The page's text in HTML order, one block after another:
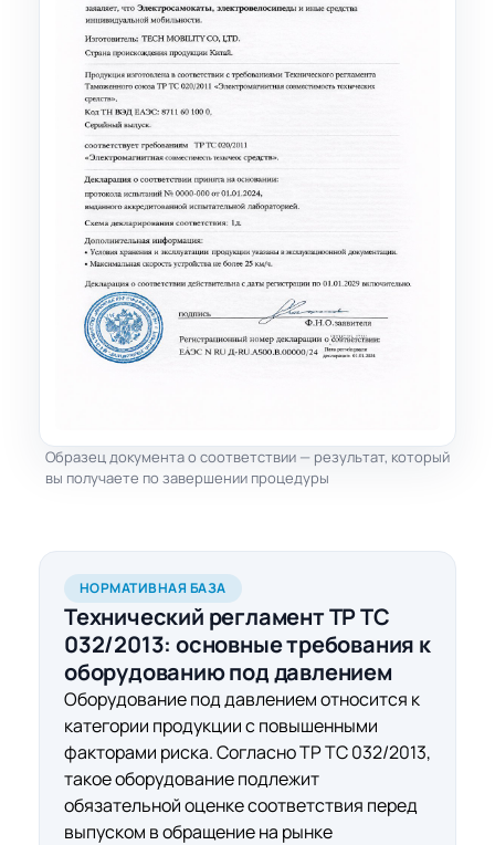
Образец документа о соответствии — результат, который
вы получаете по завершении процедуры
НОРМАТИВНАЯ БАЗА
Технический регламент ТР ТС
032/2013:основные требования к
оборудованию под давлением
Оборудование под давлением относится к
категории продукции с повышенными
факторами риска. Согласно ТР ТС 032/2013,
такое оборудование подлежит
обязательной оценке соответствия перед
выпуском в обращение на рынке